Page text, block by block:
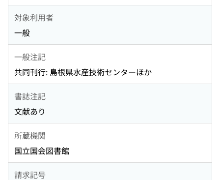
対象利用者
一般
一般注記
共同刊行: 島根県水産技術センターほか
書誌注記
文献あり
所蔵機関
国立国会図書館
請求記号